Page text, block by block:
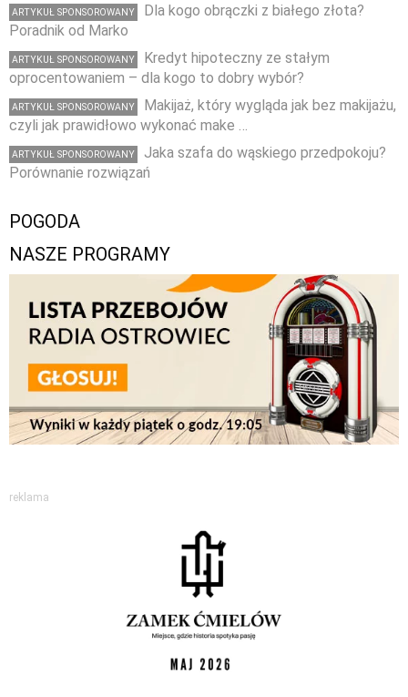
ARTYKUŁ SPONSOROWANY
Dla kogo obrączki z białego złota?
Poradnik od Marko
ARTYKUŁ SPONSOROWANY
Kredyt hipoteczny ze stałym
oprocentowaniem – dla kogo to dobry wybór?
ARTYKUŁ SPONSOROWANY
Makijaż, który wygląda jak bez makijażu,
czyli jak prawidłowo wykonać make …
ARTYKUŁ SPONSOROWANY
Jaka szafa do wąskiego przedpokoju?
Porównanie rozwiązań
POGODA
NASZE PROGRAMY
reklama